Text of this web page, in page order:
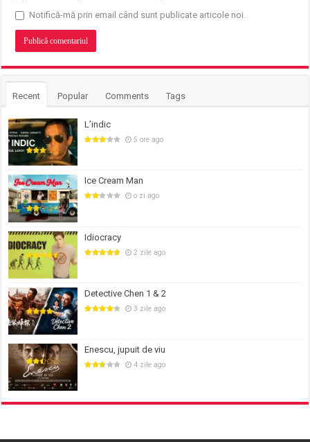
Notifică-mă prin email când sunt publicate articole noi.
Recent Popular Comments Tags
L’indic
5 ore ago
Ice Cream Man
o zi ago
Idiocracy
2 zile ago
Detective Chen 1 & 2
3 zile ago
Enescu, jupuit de viu
4 zile ago